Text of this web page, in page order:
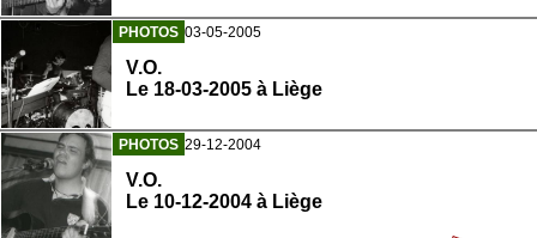
PHOTOS 03-05-2005
V.O.
Le 18-03-2005 à Liège
PHOTOS 29-12-2004
V.O.
Le 10-12-2004 à Liège